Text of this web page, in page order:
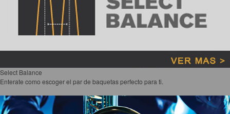
Select Balance
Enterate como escoger el par de baquetas perfecto para ti.